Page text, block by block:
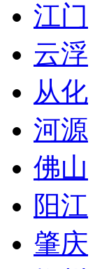
江门
云浮
从化
河源
佛山
阳江
肇庆